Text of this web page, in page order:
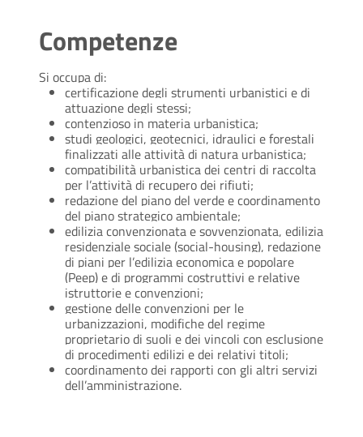
Competenze
Si occupa di:
certificazione degli strumenti urbanistici e di
attuazione degli stessi;
contenzioso in materia urbanistica;
studi geologici, geotecnici, idraulici e forestali
finalizzati alle attività di natura urbanistica;
compatibilità urbanistica dei centri di raccolta
per l’attività di recupero dei rifiuti;
redazione del piano del verde e coordinamento
del piano strategico ambientale;
edilizia convenzionata e sovvenzionata, edilizia
residenziale sociale (social-housing), redazione
di piani per l’edilizia economica e popolare
(Peep) e di programmi costruttivi e relative
istruttorie e convenzioni;
gestione delle convenzioni per le
urbanizzazioni, modifiche del regime
proprietario di suoli e dei vincoli con esclusione
di procedimenti edilizi e dei relativi titoli;
coordinamento dei rapporti con gli altri servizi
dell’amministrazione.